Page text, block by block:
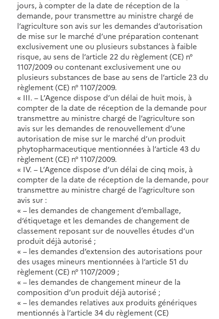
jours, à compter de la date de réception de la
demande, pour transmettre au ministre chargé de
l’agriculture son avis sur les demandes d’autorisation
de mise sur le marché d’une préparation contenant
exclusivement une ou plusieurs substances à faible
risque, au sens de l’article 22 du règlement (CE) n°
1107/2009 ou contenant exclusivement une ou
plusieurs substances de base au sens de l’article 23 du
règlement (CE) n° 1107/2009.
« III. – L’Agence dispose d’un délai de huit mois, à
compter de la date de réception de la demande pour
transmettre au ministre chargé de l’agriculture son
avis sur les demandes de renouvellement d’une
autorisation de mise sur le marché d’un produit
phytopharmaceutique mentionnées à l’article 43 du
règlement (CE) n° 1107/2009.
« IV. – L’Agence dispose d’un délai de cinq mois, à
compter de la date de réception de la demande, pour
transmettre au ministre chargé de l’agriculture son
avis sur :
« – les demandes de changement d’emballage,
d’étiquetage et les demandes de changement de
classement reposant sur de nouvelles études d’un
produit déjà autorisé ;
« – les demandes d’extension des autorisations pour
des usages mineurs mentionnées à l’article 51 du
règlement (CE) n° 1107/2009 ;
« – les demandes de changement mineur de la
composition d’un produit déjà autorisé ;
« – les demandes relatives aux produits génériques
mentionnés à l’article 34 du règlement (CE)